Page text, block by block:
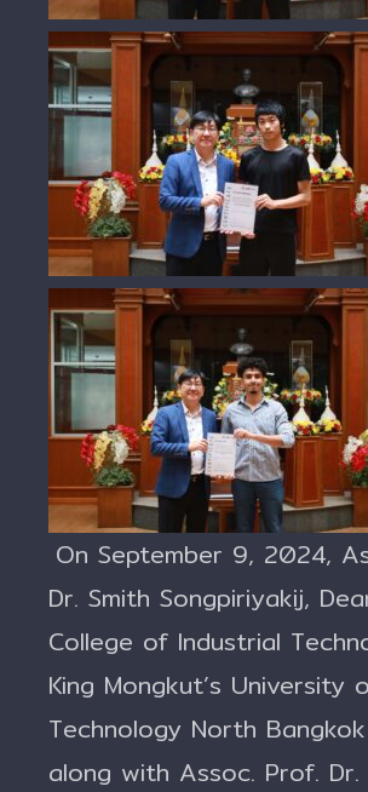
On September 9, 2024,
Dr. Smith Songpiriyakij,
College of Industrial
King Mongkut’s University
Technology North Bangkok
along with Assoc. Prof. Dr.